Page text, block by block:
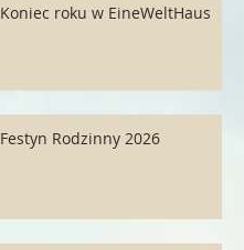
Koniec roku w EineWeltHaus
Festyn Rodzinny 2026